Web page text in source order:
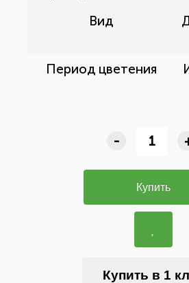
Вид
Период цветения
-
Купить
Купить в 1